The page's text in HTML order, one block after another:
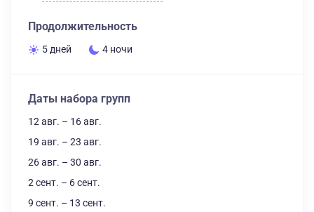
Продолжительность
5 дней 4 ночи
Даты набора групп
12 авг. – 16 авг.
19 авг. – 23 авг.
26 авг. – 30 авг.
2 сент. – 6 сент.
9 сент. – 13 сент.